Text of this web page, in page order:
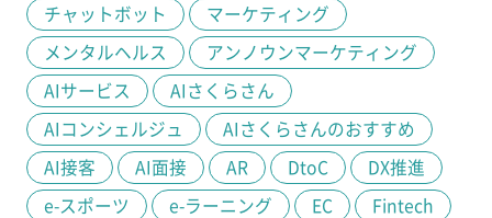
チャットボット
マーケティング
メンタルヘルス
アンノウンマーケティング
AIサービス
AIさくらさん
AIコンシェルジュ
AIさくらさんのおすすめ
AI接客
AI面接 AR DtoC
DX推進
e-スポーツ
e-ラーニング EC
Fintech